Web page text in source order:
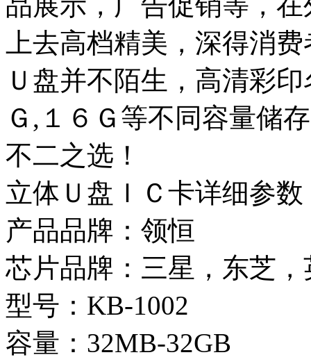
上去高档精美，深得消
Ｕ盘并不陌生，高清彩
Ｇ,１６Ｇ等不同容量储
不二之选！
立体Ｕ盘ＩＣ卡详细参数
产品品牌：领恒
芯片品牌：三星，东芝
型号：KB-1002
容量：32MB-32GB